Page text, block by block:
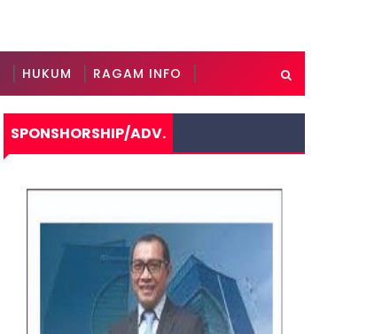
HUKUM RAGAM INFO
SPONSHORSHIP/ADV.